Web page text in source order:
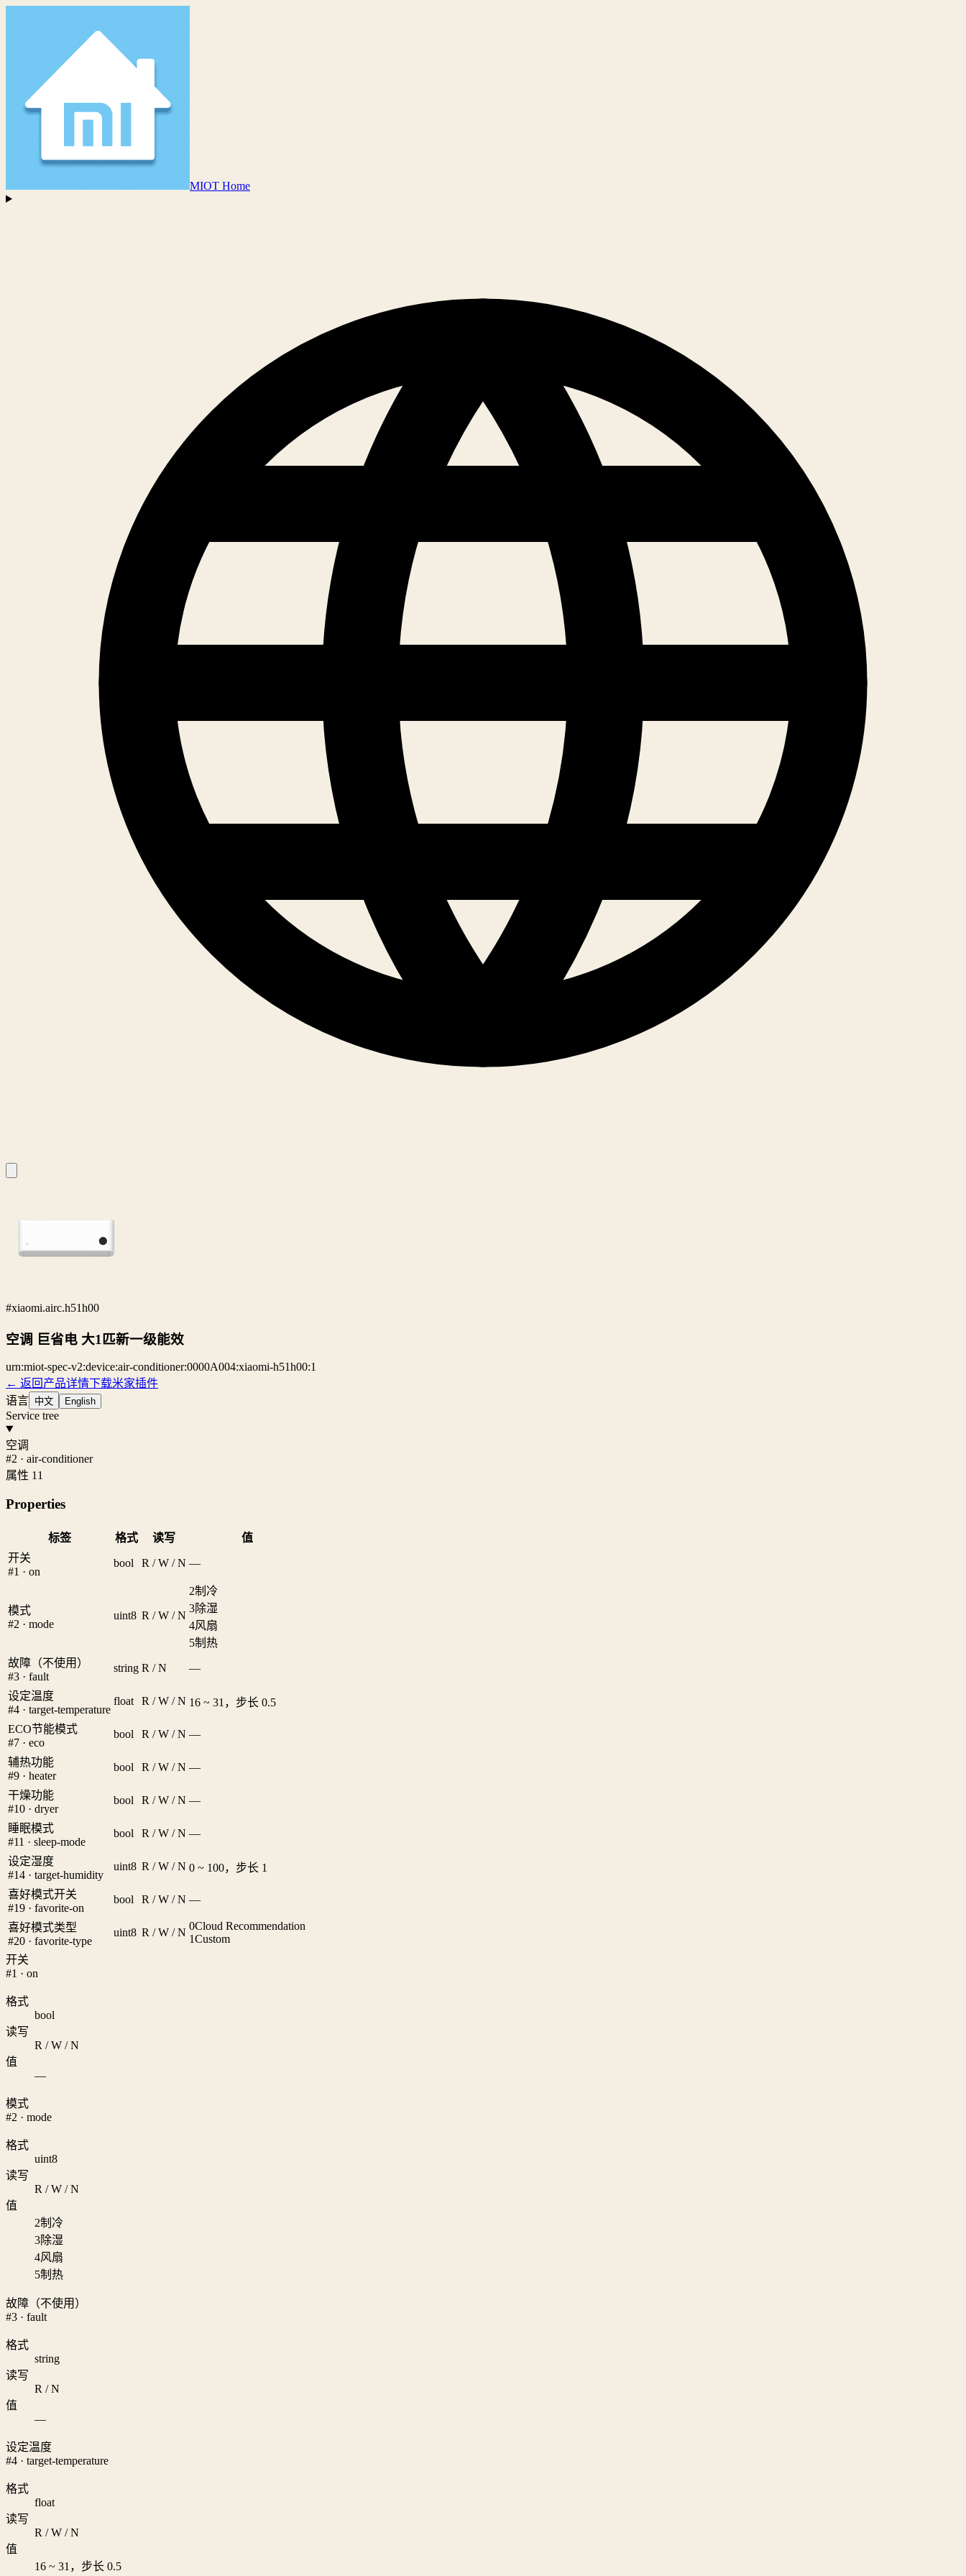
MIOT Home
#xiaomi.airc.h51h00
空调 巨省电 大1匹新一级能效
urn:miot-spec-v2:device:air-conditioner:0000A004:xiaomi-h51h00:1
← 返回产品详情下载米家插件
语言 中文 English
Service tree
空调
#2 · air-conditioner
属性 11
Properties
标签 格式 读写
值
开关
#1 · on
bool R / W / N —
模式
#2 · mode
uint8 R / W / N
2制冷
3除湿
4风扇
5制热
故障（不使用）
#3 · fault
string R / N —
设定温度
#4 · target-temperature
float R / W / N 16 ~ 31，步长 0.5
ECO节能模式
#7 · eco
bool R / W / N —
辅热功能
#9 · heater
bool R / W / N —
干燥功能
#10 · dryer
bool R / W / N —
睡眠模式
#11 · sleep-mode
bool R / W / N —
设定湿度
#14 · target-humidity
uint8 R / W / N 0 ~ 100，步长 1
喜好模式开关
#19 · favorite-on
bool R / W / N —
喜好模式类型
#20 · favorite-type
uint8 R / W / N
0Cloud Recommendation
1Custom
开关
#1 · on
格式
bool
读写
R / W / N
值
—
模式
#2 · mode
格式
uint8
读写
R / W / N
值
2制冷
3除湿
4风扇
5制热
故障（不使用）
#3 · fault
格式
string
读写
R / N
值
—
设定温度
#4 · target-temperature
格式
float
读写
R / W / N
值
16 ~ 31，步长 0.5